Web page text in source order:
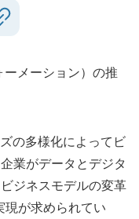
メーション）の推
の多様化によってビ
業がデータとデジタ
ジネスモデルの変革
現が求められてい